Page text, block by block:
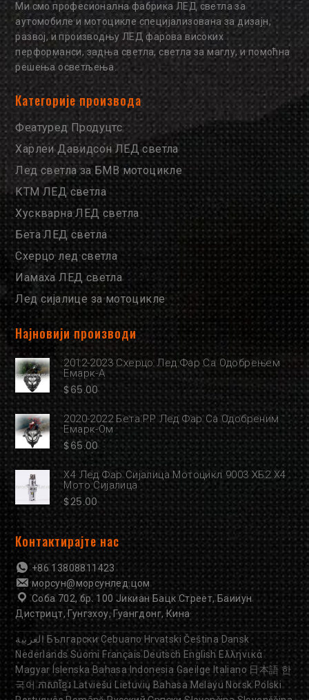
Ми смо професионална фабрика ЛЕД светла за
аутомобиле и мотоцикле специјализована за дизајн,
развој, и производњу ЛЕД фарова високих
перформанси, задња светла, светла за маглу, и помоћна
решења осветљења.
Категорије производа
Феатуред Продуцтс
Харлеи Давидсон ЛЕД светла
Лед светла за БМВ мотоцикле
КТМ ЛЕД светла
Хускварна ЛЕД светла
Бета ЛЕД светла
Схерцо лед светла
Иамаха ЛЕД светла
Лед сијалице за мотоцикле
Најновији производи
2012-2023 Схерцо Лед Фар Са Одобрењем
Емарк-А
$65.00
2020-2022 Бета РР Лед Фар Са Одобреним
Емарк-Ом
$65.00
Х4 Лед Фар Сијалица Мотоцикл 9003 ХБ2 Х4
Мото Сијалица
$25.00
Контактирајте нас
+86 13808811423
морсун@морсунлед.цом
Соба 702, бр. 100 Јикиан Бацк Стреет, Баииун
Дистрицт, Гунгзхоу, Гуангдонг, Кина
العربية Български Cebuano Hrvatski Čeština Dansk
Nederlands Suomi Français Deutsch English Ελληνικά
Magyar Íslenska Bahasa Indonesia Gaeilge Italiano 日本語 한
국어 ភាសាខ្មែរ Latviešu Lietuvių Bahasa Melayu Norsk Polski